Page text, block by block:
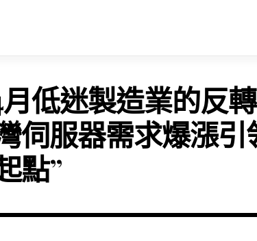
月低迷製造業的反轉
伺服器需求爆漲引
點”